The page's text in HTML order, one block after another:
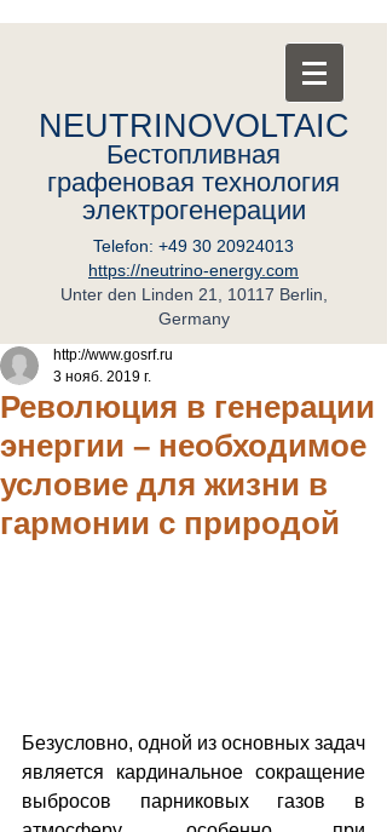
NEUTRINOVOLTAIC
Бестопливная
графеновая технология
электрогенерации
Telefon: +49 30 20924013
https://neutrino-energy.com
Unter den Linden 21, 10117 Berlin,
Germany
Революция в генерации
энергии – необходимое
условие для жизни в
гармонии с природой
http://www.gosrf.ru
3 нояб. 2019 г.
Безусловно, одной из основных задач
является кардинальное сокращение
выбросов парниковых газов в